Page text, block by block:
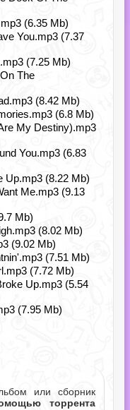
(6.35 Mb)
You.mp3 (7.37
(7.25 Mb)
The
(8.42 Mb)
(6.8 Mb)
My Destiny).mp3
You.mp3 (6.83
Up.mp3 (8.22 Mb)
Me.mp3 (9.13
Mb)
(8.02 Mb)
(9.02 Mb)
(7.51 Mb)
(7.72 Mb)
Up.mp3 (5.54
(7.95 Mb)
или сборник
торрента